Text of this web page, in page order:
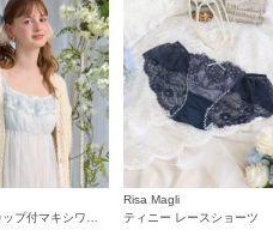
ティニー カップ付マキシワンピース
Risa Magli
ティニー レースショーツ